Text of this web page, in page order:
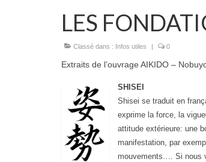
LES
Classé dans : Infos utiles 0
Extraits de l’ouvrage AIKIDO –
SHISEI
Shisei se traduit en
exprime la force, la
attitude extérieure: une
manifestation, par
mouvements…. Si nous